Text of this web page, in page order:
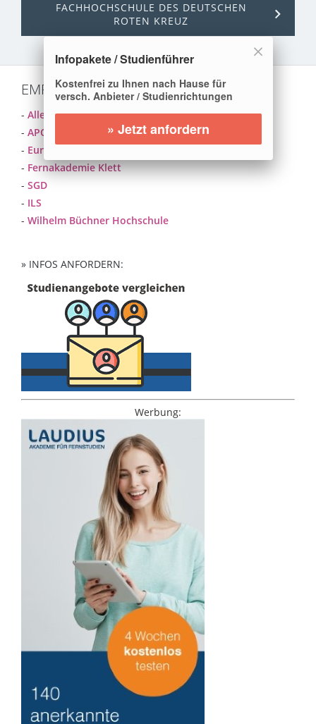
FACHHOCHSCHULE DES DEUTSCHEN
ROTEN KREUZ
EMPFEHLUNGEN:
- Allensbach Hochschule
- APOLLON Hochschule
- Euro-FH
- Fernakademie Klett
- SGD
- ILS
- Wilhelm Büchner Hochschule
» INFOS ANFORDERN:
Werbung:
Infopakete / Studienführer
Kostenfrei zu Ihnen nach Hause für
versch. Anbieter / Studienrichtungen
» Jetzt anfordern